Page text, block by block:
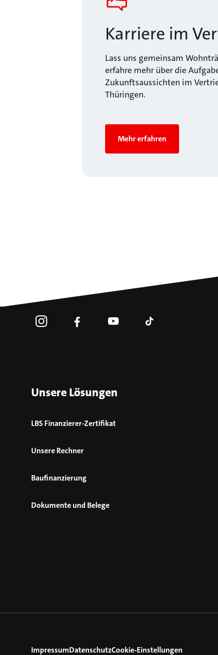
Karriere im
Lass uns gemeinsam
erfahre mehr über die
Zukunftsaussichten im
Thüringen.
Mehr erfahren
Unsere Lösungen
LBS Finanzierer-Zertifikat
Unsere Rechner
Baufinanzierung
Dokumente und Belege
ImpressumDatenschutzCookie-Einstellungen